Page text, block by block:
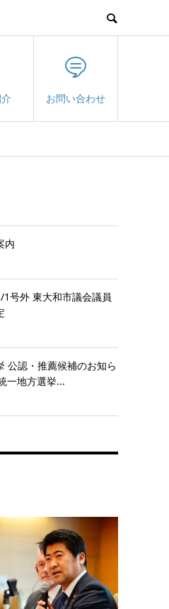
お問い合わせ
内
号外 東大和市議会議員
公認・推薦候補のお知ら
地方選挙...